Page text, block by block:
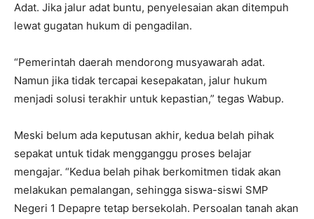
Adat. Jika jalur adat buntu, penyelesaian akan ditempuh
lewat gugatan hukum di pengadilan.
“Pemerintah daerah mendorong musyawarah adat.
Namun jika tidak tercapai kesepakatan, jalur hukum
menjadi solusi terakhir untuk kepastian,” tegas Wabup.
Meski belum ada keputusan akhir, kedua belah pihak
sepakat untuk tidak mengganggu proses belajar
mengajar. “Kedua belah pihak berkomitmen tidak akan
melakukan pemalangan, sehingga siswa-siswi SMP
Negeri 1 Depapre tetap bersekolah. Persoalan tanah akan